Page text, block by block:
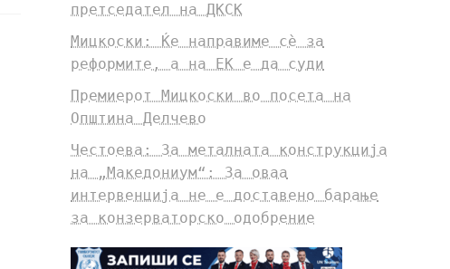
претседател на ДКСК
Мицкоски: Ќе направиме сè за
реформите, а на ЕК е да суди
Премиерот Мицкоски во посета на
Општина Делчево
Честоева: За металната конструкција
на „Македониум“: За оваа
интервенција не е доставено барање
за конзерваторско одобрение